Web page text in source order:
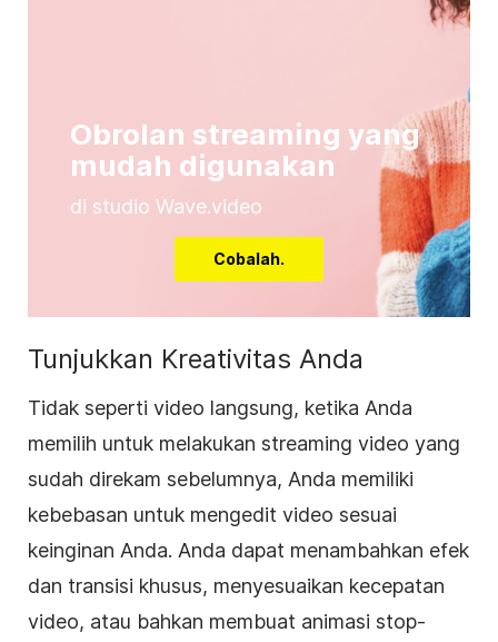
Obrolan streaming yang
mudah digunakan
di studio Wave.video
Cobalah.
Tunjukkan Kreativitas Anda
Tidak seperti video langsung, ketika Anda
memilih untuk melakukan streaming video yang
sudah direkam sebelumnya, Anda memiliki
kebebasan untuk mengedit video sesuai
keinginan Anda. Anda dapat menambahkan efek
dan transisi khusus, menyesuaikan kecepatan
video, atau bahkan membuat animasi stop-